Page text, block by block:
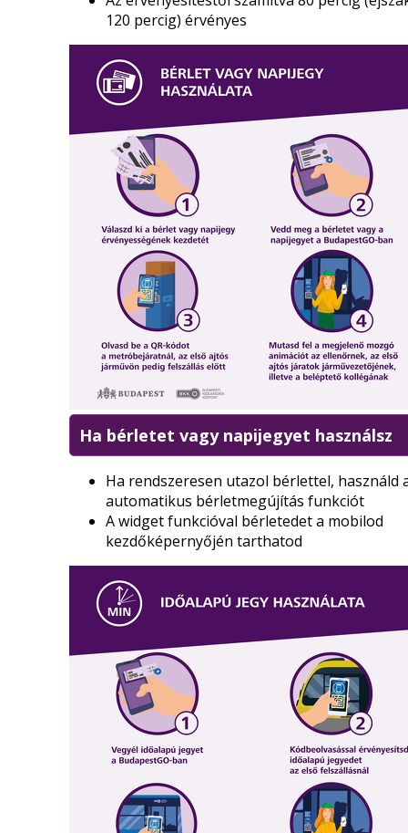
120 percig) érvényes
Ha bérletet vagy napijegyet használsz
Ha rendszeresen utazol bérlettel, használd
automatikus bérletmegújítás funkciót
A widget funkcióval bérletedet a mobilod
kezdőképernyőjén tarthatod